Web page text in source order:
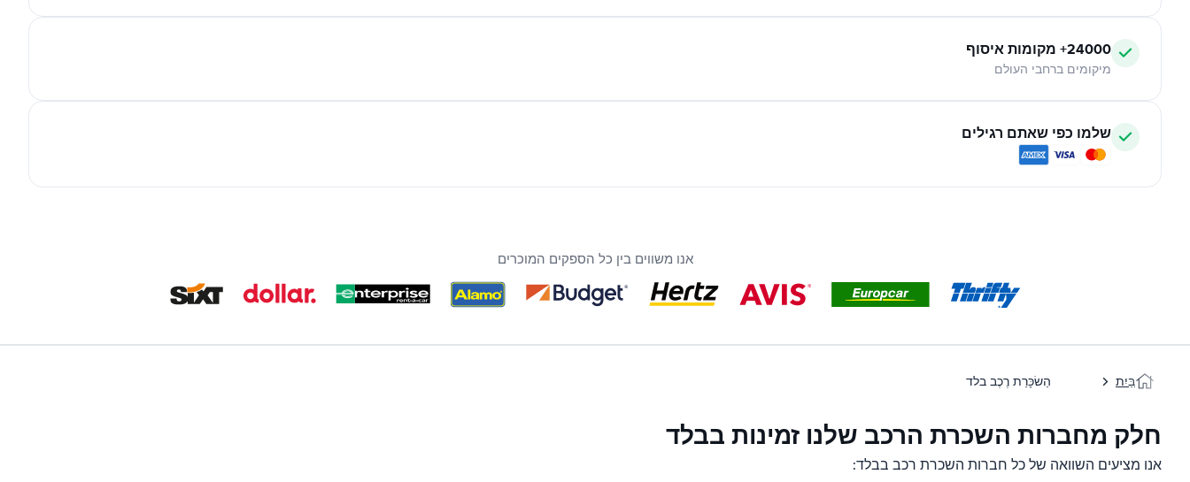
24000+ מקומות איסוף
מיקומים ברחבי העולם
שלמו כפי שאתם רגילים
אנו משווים בין כל הספקים המוכרים
בַּיִת הַשׂכָּרַת רֶכֶב בלד
חלק מחברות השכרת הרכב שלנו זמינות בבלד
אנו מציעים השוואה של כל חברות השכרת רכב בבלד: